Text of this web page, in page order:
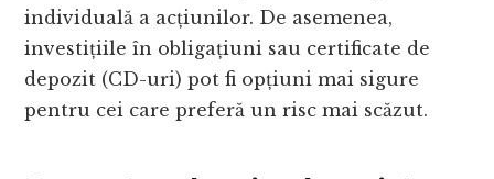
individuală a acțiunilor. De asemenea,
investițiile în obligațiuni sau certificate de
depozit (CD-uri) pot fi opțiuni mai sigure
pentru cei care preferă un risc mai scăzut.